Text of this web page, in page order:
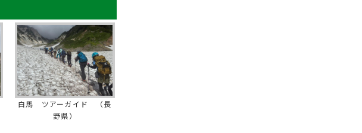
白馬 ツアーガイド （長
野県）